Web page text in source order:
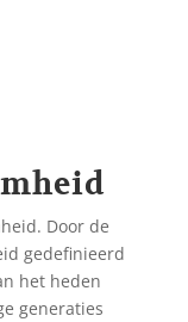
Door de
gedefinieerd
het heden
generaties